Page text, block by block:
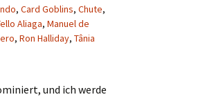
, Card Goblins, Chute,
Aliaga, Manuel de
, Ron Halliday, Tânia
und ich werde